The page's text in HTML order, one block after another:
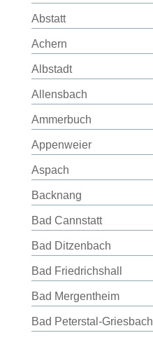
Abstatt
Achern
Albstadt
Allensbach
Ammerbuch
Appenweier
Aspach
Backnang
Bad Cannstatt
Bad Ditzenbach
Bad Friedrichshall
Bad Mergentheim
Bad Peterstal-Griesbach